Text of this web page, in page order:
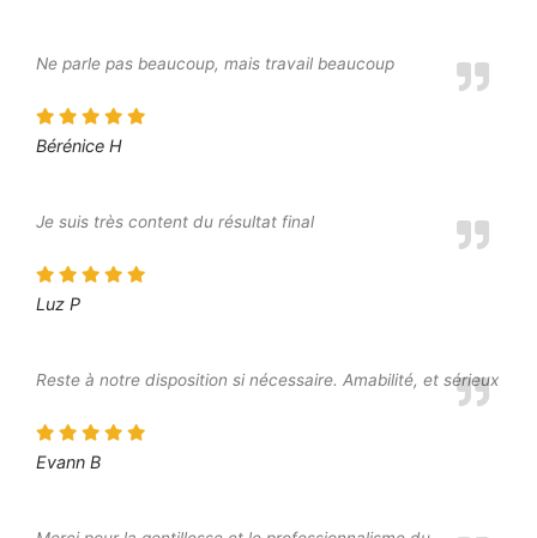
Ne parle pas beaucoup, mais travail beaucoup
Bérénice H
Je suis très content du résultat final
Luz P
Reste à notre disposition si nécessaire. Amabilité, et sérieux
Evann B